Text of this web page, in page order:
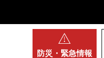
防災・ 緊急情報